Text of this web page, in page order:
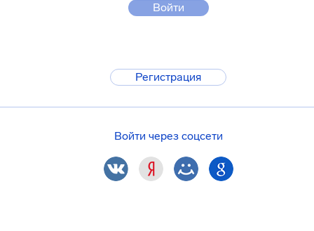
Войти
Регистрация
Войти через соцсети